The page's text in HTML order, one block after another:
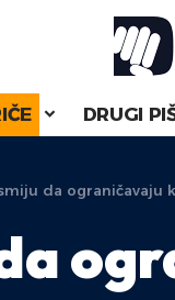
DRUGI
da ograničavaju